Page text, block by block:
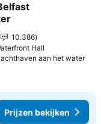
aan favorieten
10.386
Hall
aan het water
Prijzen bekijken